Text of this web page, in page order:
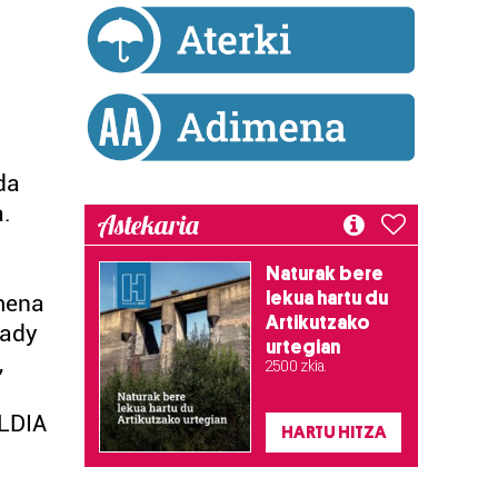
Astekaria
Naturak bere
lekua hartu du
Artikutzako
urtegian
2.500 zkia.
HARTU HITZA